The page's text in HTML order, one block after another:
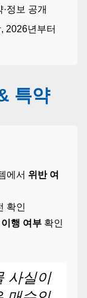
정보 공개
2026년부터
특약
에서 위반 여
확인
행 여부 확인
사실이